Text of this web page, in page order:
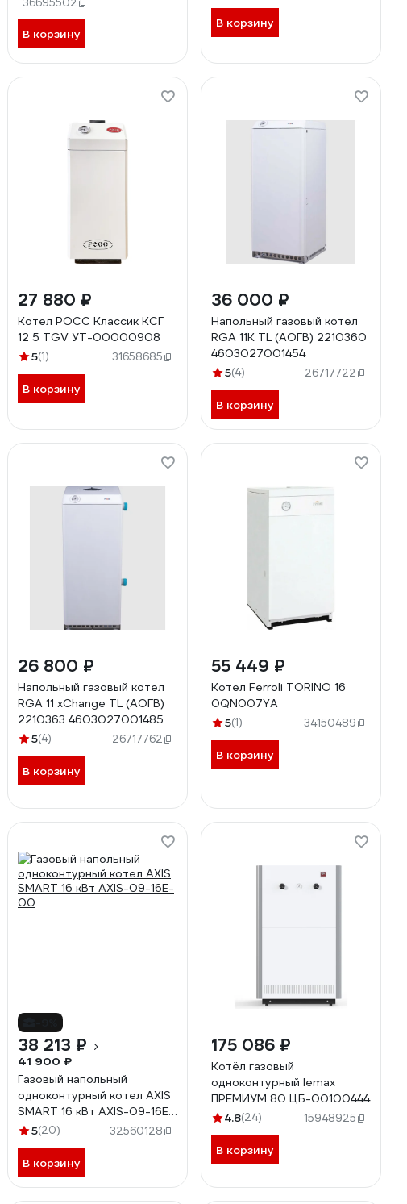
36695502
В корзину
В корзину
27 880 ₽
Котел РОСС Классик КСГ
12 5 TGV УТ-00000908
5(1) 31658685
В корзину
36 000 ₽
Напольный газовый котел
RGA 11K TL (АОГВ) 2210360
4603027001454
5(4) 26717722
В корзину
26 800 ₽
Напольный газовый котел
RGA 11 хChange TL (АОГВ)
2210363 4603027001485
5(4) 26717762
В корзину
55 449 ₽
Котел Ferroli TORINO 16
0QN007YA
5(1) 34150489
В корзину
38 213 ₽
41 900 ₽
Газовый напольный
одноконтурный котел AXIS
SMART 16 кВт AXIS-09-16E-
005(20) 32560128
В корзину
175 086 ₽
Котёл газовый
одноконтурный lemax
ПРЕМИУМ 80 ЦБ-00100444
4.8(24) 15948925
В корзину